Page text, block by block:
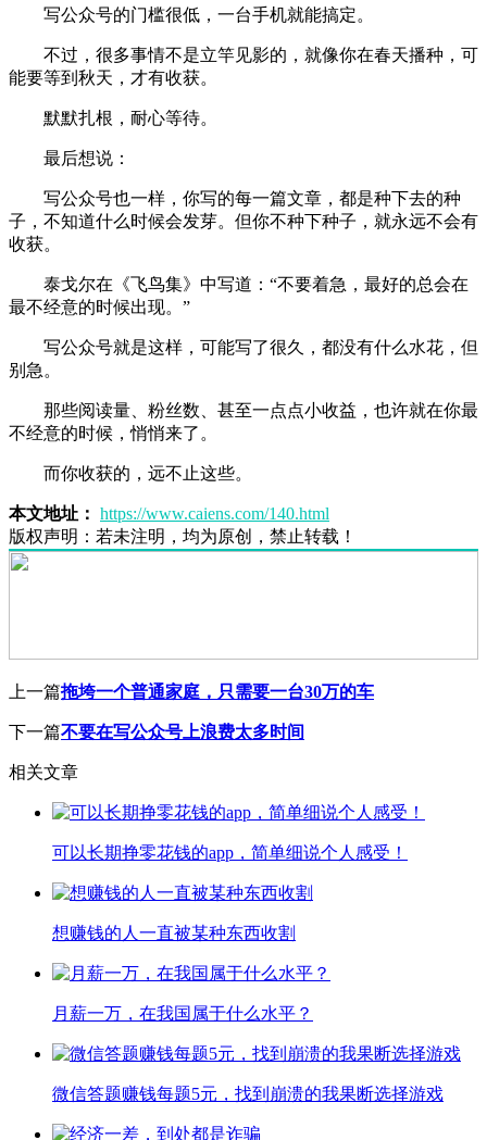
写公众号的门槛很低，一台手机就能搞定。
不过，很多事情不是立竿见影的，就像你在春天播种，可
能要等到秋天，才有收获。
默默扎根，耐心等待。
最后想说：
写公众号也一样，你写的每一篇文章，都是种下去的种
子，不知道什么时候会发芽。但你不种下种子，就永远不会有
收获。
泰戈尔在《飞鸟集》中写道：“不要着急，最好的总会在
最不经意的时候出现。”
写公众号就是这样，可能写了很久，都没有什么水花，但
别急。
那些阅读量、粉丝数、甚至一点点小收益，也许就在你最
不经意的时候，悄悄来了。
而你收获的，远不止这些。
本文地址： https://www.caiens.com/140.html
版权声明： 若未注明，均为原创，禁止转载！
上一篇拖垮一个普通家庭，只需要一台30万的车
下一篇不要在写公众号上浪费太多时间
相关文章
可以长期挣零花钱的app，简单细说个人感受！
想赚钱的人一直被某种东西收割
月薪一万，在我国属于什么水平？
微信答题赚钱每题5元，找到崩溃的我果断选择游戏